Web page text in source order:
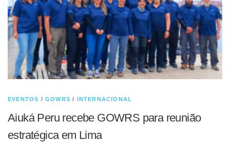
EVENTOS /GOWRS / INTERNACIONAL
Aiuká Peru recebe GOWRS para reunião
estratégica em Lima